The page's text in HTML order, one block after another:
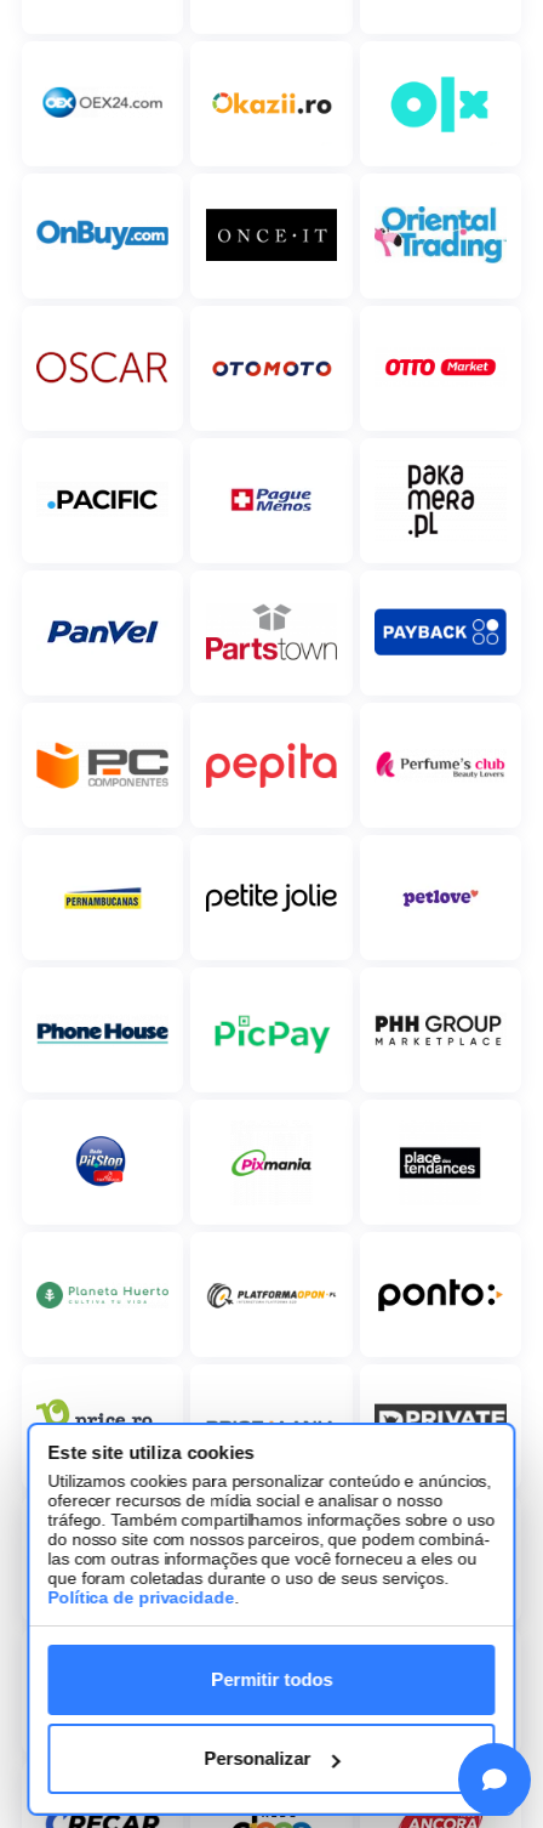
Este site utiliza cookies
Utilizamos cookies para personalizar conteúdo e anúncios,
oferecer recursos de mídia social e analisar o nosso
tráfego. Também compartilhamos informações sobre o uso
do nosso site com nossos parceiros, que podem combiná-
las com outras informações que você forneceu a eles ou
que foram coletadas durante o uso de seus serviços.
Política de privacidade
Permitir todos
Personalizar